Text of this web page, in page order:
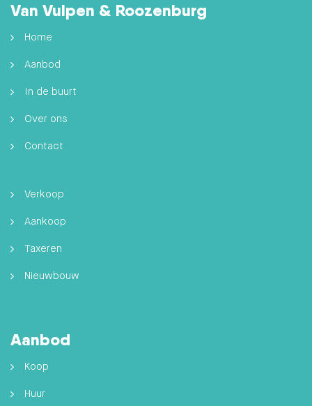
Van Vulpen & Roozenburg
Home
Aanbod
In de buurt
Over ons
Contact
Verkoop
Aankoop
Taxeren
Nieuwbouw
Aanbod
Koop
Huur